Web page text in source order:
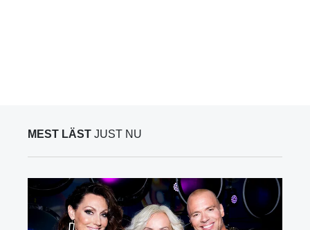
MEST LÄST JUST NU